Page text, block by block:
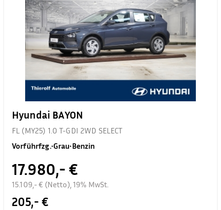
Hyundai BAYON
FL (MY25) 1.0 T-GDI 2WD SELECT
Vorführfzg.•Grau•Benzin
17.980,- €
15.109,- € (Netto), 19% MwSt.
205,- €